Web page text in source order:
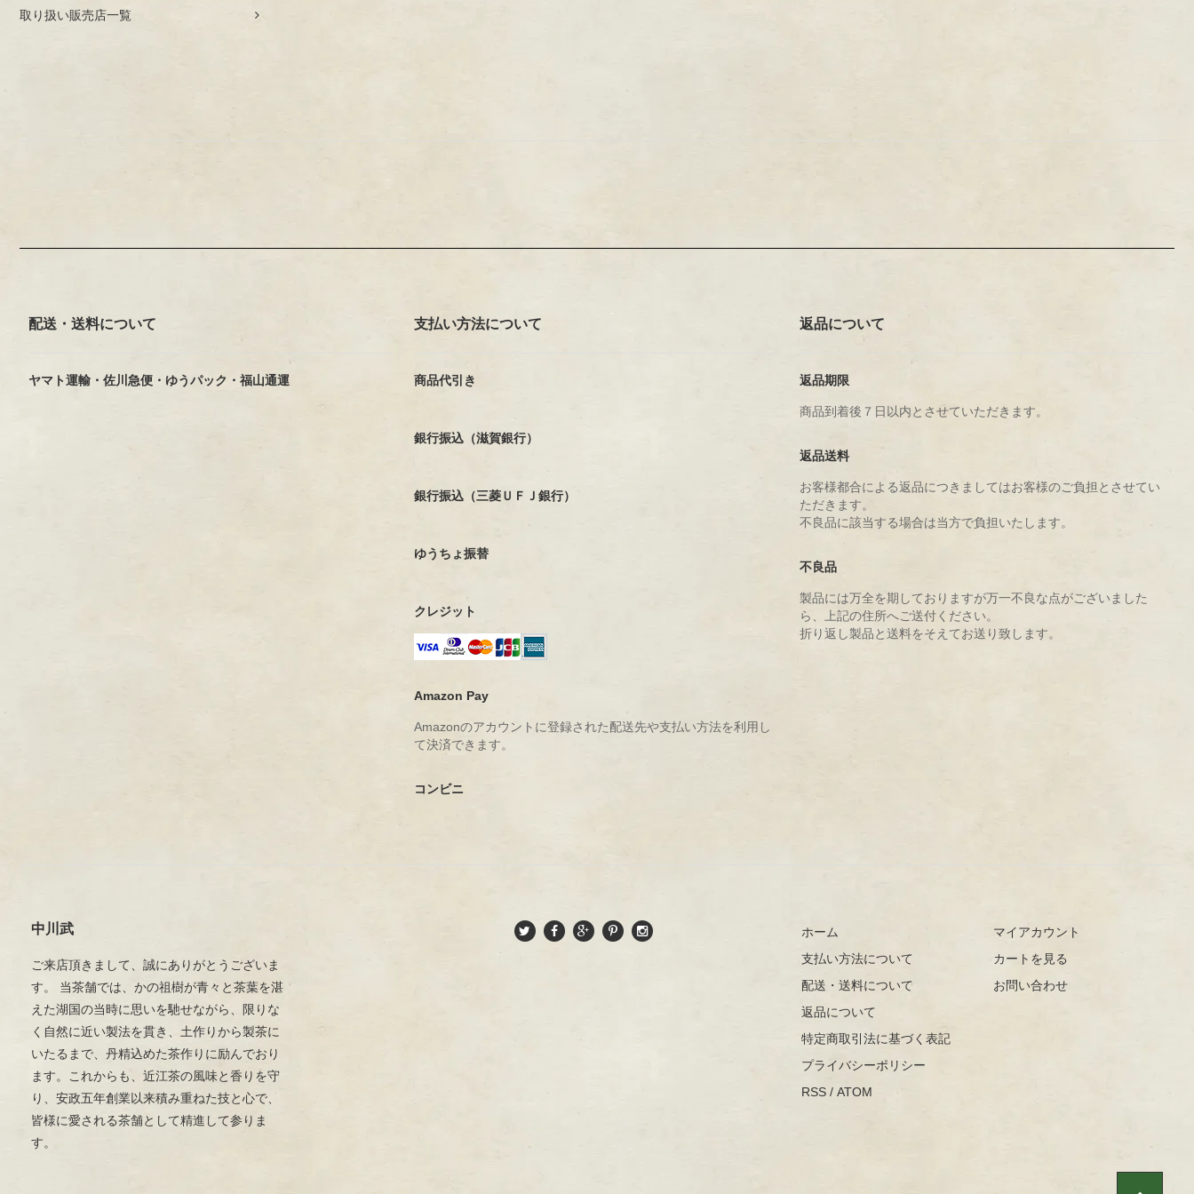
取り扱い販売店一覧
配送・送料について
ヤマト運輸・佐川急便・ゆうパック・福山通運
支払い方法について
商品代引き
銀行振込（滋賀銀行）
銀行振込（三菱ＵＦＪ銀行）
ゆうちょ振替
クレジット
Amazon Pay
Amazonのアカウントに登録された配送先や支払い方法を利用し
て決済できます。
コンビニ
返品について
返品期限
商品到着後７日以内とさせていただきます。
返品送料
お客様都合による返品につきましてはお客様のご負担とさせてい
ただきます。
不良品に該当する場合は当方で負担いたします。
不良品
製品には万全を期しておりますが万一不良な点がございました
ら、上記の住所へご送付ください。
折り返し製品と送料をそえてお送り致します。
中川武
ご来店頂きまして、誠にありがとうございま
す。 当茶舗では、かの祖樹が青々と茶葉を湛
えた湖国の当時に思いを馳せながら、限りな
く自然に近い製法を貫き、土作りから製茶に
いたるまで、丹精込めた茶作りに励んでおり
ます。これからも、近江茶の風味と香りを守
り、安政五年創業以来積み重ねた技と心で、
皆様に愛される茶舗として精進して参りま
す。
ホーム
支払い方法について
配送・送料について
返品について
特定商取引法に基づく表記
プライバシーポリシー
RSS/ ATOM
マイアカウント
カートを見る
お問い合わせ